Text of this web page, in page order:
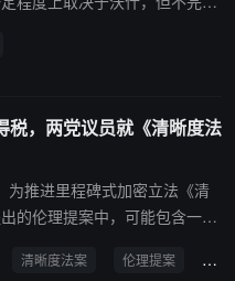
税，两党议员就《清晰度法
推进里程碑式加密立法《清
的伦理提案中，可能包含一项
法者之间谈判。2025年6月，
清晰度法案 伦理提案 数